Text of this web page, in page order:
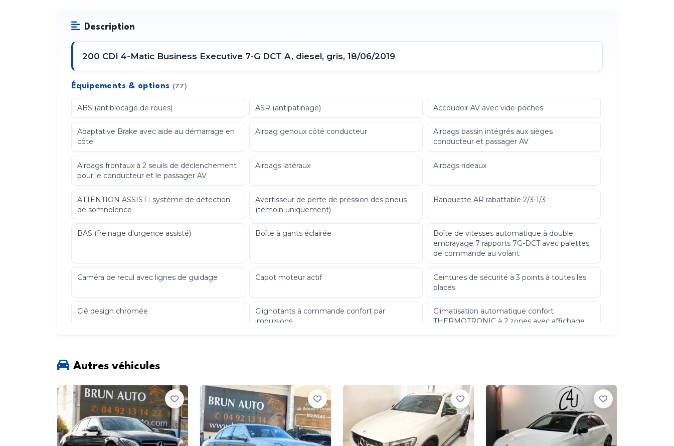
Description
200 CDI 4-Matic Business Executive 7-G DCT A, diesel, gris, 18/06/2019
Équipements & options (77)
ABS (antiblocage de roues) ASR (antipatinage) Accoudoir AV avec vide-poches
Adaptative Brake avec aide au démarrage en
côte
Airbag genoux côté conducteur
Airbags bassin intégrés aux sièges
conducteur et passager AV
Airbags frontaux à 2 seuils de déclenchement
pour le conducteur et le passager AV
Airbags latéraux Airbags rideaux
ATTENTION ASSIST : système de détection
de somnolence
Avertisseur de perte de pression des pneus
(témoin uniquement)
Banquette AR rabattable 2/3-1/3
BAS (freinage d'urgence assisté) Boîte à gants éclairée
Boîte de vitesses automatique à double
embrayage 7 rapports 7G-DCT avec palettes
de commande au volant
Caméra de recul avec lignes de guidage Capot moteur actif
Ceintures de sécurité à 3 points à toutes les
places
Clé design chromée
Clignotants à commande confort par
impulsions
Climatisation automatique confort
THERMOTRONIC à 2 zones avec affichage
COLLISION PREVENTION ASSIST : système
Connexion Bluetooth pour téléphone
portable et clavier numérique intégré
Contrôle de la pression des pneus Désactivation de l'airbag passager
Détecteur d'angle mort Détecteur d'occupation du siège passager AV
Détecteur de pluie et allumage automatique
des projecteurs
Autres véhicules